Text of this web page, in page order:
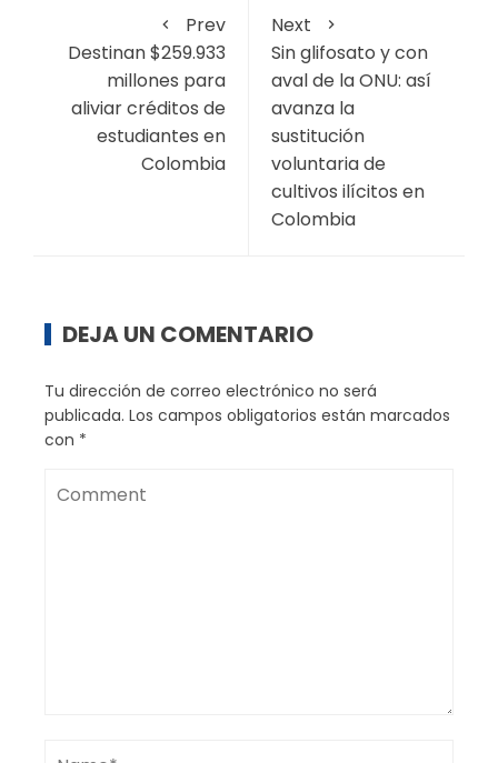
Prev
Destinan $259.933
millones para
aliviar créditos de
estudiantes en
Colombia
Next
Sin glifosato y con
aval de la ONU: así
avanza la
sustitución
voluntaria de
cultivos ilícitos en
Colombia
DEJA UN COMENTARIO
Tu dirección de correo electrónico no será
publicada. Los campos obligatorios están marcados
con *